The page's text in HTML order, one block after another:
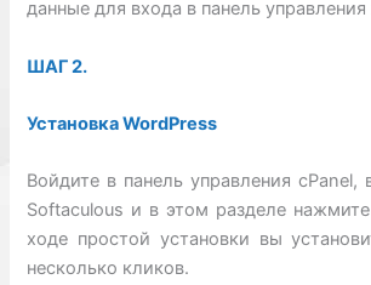
данные для входа в панель
ШАГ 2.
Установка WordPress
Войдите в панель управления cPanel,
Softaculous и в этом разделе
ходе простой установки вы
несколько кликов.